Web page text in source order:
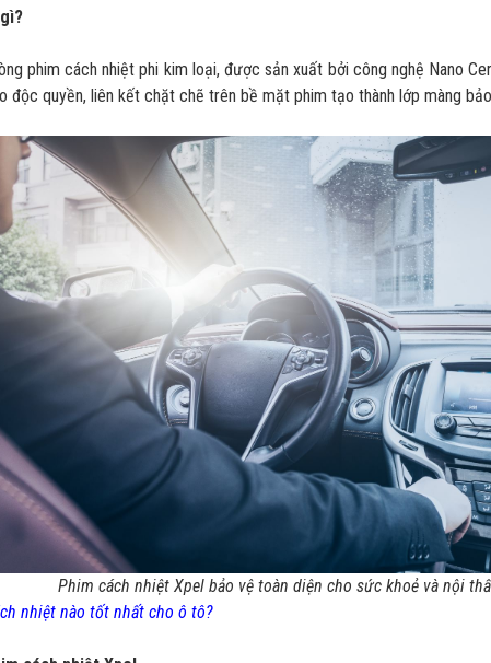
phim cách nhiệt phi kim loại, được sản xuất bởi công nghệ Nano
độc quyền, liên kết chặt chẽ trên bề mặt phim tạo thành lớp màng
Phim cách nhiệt Xpel bảo vệ toàn diện cho sức khoẻ và nội
nhiệt nào tốt nhất cho ô tô?